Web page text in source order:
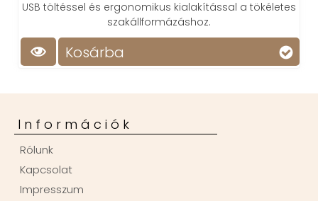
USB töltéssel és ergonomikus kialakítással a tökéletes
szakállformázáshoz.
Kosárba
Információk
Rólunk
Kapcsolat
Impresszum